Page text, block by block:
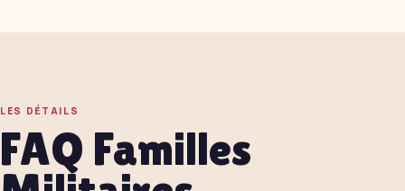
LES DÉTAILS
FAQ Familles